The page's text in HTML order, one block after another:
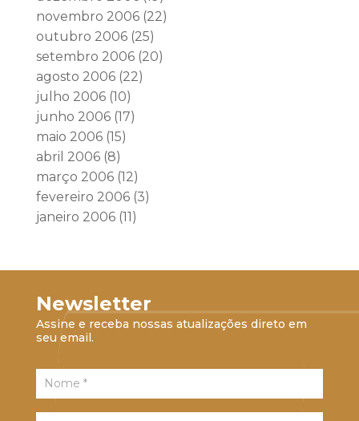
novembro 2006(22)
outubro 2006(25)
setembro 2006(20)
agosto 2006(22)
julho 2006(10)
junho 2006(17)
maio 2006(15)
abril 2006(8)
março 2006(12)
fevereiro 2006(3)
janeiro 2006(11)
Newsletter
Assine e receba nossas atualizações direto em
seu email.